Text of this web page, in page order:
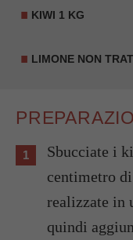
KIWI 1 KG
LIMONE NON
Sbucciate i kiwi e tagliateli a dischetti di un
centimetro
realizzate in
quindi